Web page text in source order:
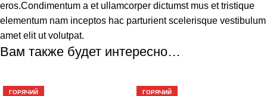
eros.Condimentum a et ullamcorper dictumst mus et tristique
elementum nam inceptos hac parturient scelerisque vestibulum
amet elit ut volutpat.
Вам также будет интересно…
ГОРЯЧИЙ
ГОРЯЧИЙ